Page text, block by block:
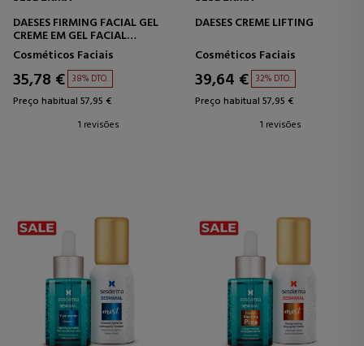
DAESES FIRMING FACIAL GEL
CREME EM GEL FACIAL
FIRMADOR
Cosméticos Faciais
35,78 € 38% DTO.
Preço habitual 57,95 €
1 revisões
DAESES CREME LIFTING
Cosméticos Faciais
39,64 € 32% DTO.
Preço habitual 57,95 €
1 revisões